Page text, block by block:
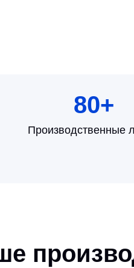
Производственные
80+